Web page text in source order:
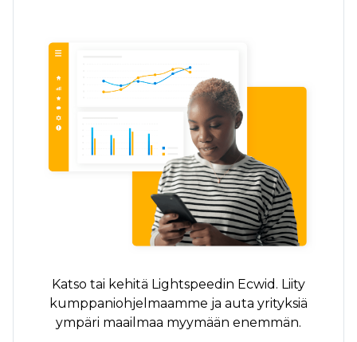
Katso tai kehitä Lightspeedin Ecwid. Liity
kumppaniohjelmaamme ja auta yrityksiä
ympäri maailmaa myymään enemmän.